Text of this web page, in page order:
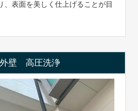
、表面を美しく仕上げることが目
外壁 高圧洗浄